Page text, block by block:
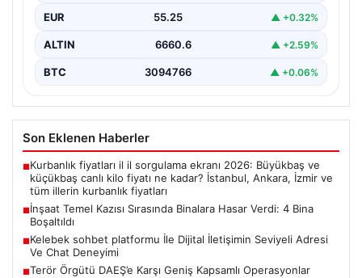
EUR 55.25 ▲ +0.32%
ALTIN 6660.6 ▲ +2.59%
BTC 3094766 ▲ +0.06%
Son Eklenen Haberler
■Kurbanlık fiyatları il il sorgulama ekranı 2026: Büyükbaş ve
küçükbaş canlı kilo fiyatı ne kadar? İstanbul, Ankara, İzmir ve
tüm illerin kurbanlık fiyatları
■İnşaat Temel Kazısı Sırasında Binalara Hasar Verdi: 4 Bina
Boşaltıldı
■Kelebek sohbet platformu İle Dijital İletişimin Seviyeli Adresi
Ve Chat Deneyimi
■Terör Örgütü DAEŞ’e Karşı Geniş Kapsamlı Operasyonlar